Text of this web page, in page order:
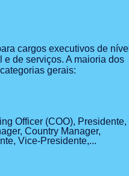
cargos executivos de nível
de serviços. A maioria dos
gerais:
Officer (COO), Presidente,
Country Manager,
Vice-Presidente,...